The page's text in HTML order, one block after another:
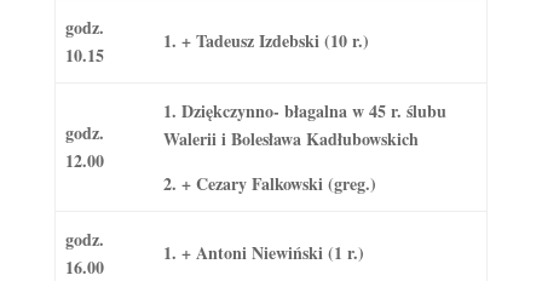
godz.
10.15
1. + Tadeusz Izdebski (10 r.)
godz.
12.00
1. Dziękczynno- błagalna w 45 r. ślubu
Walerii i Bolesława Kadłubowskich
2. + Cezary Falkowski (greg.)
godz.
16.00
1. + Antoni Niewiński (1 r.)